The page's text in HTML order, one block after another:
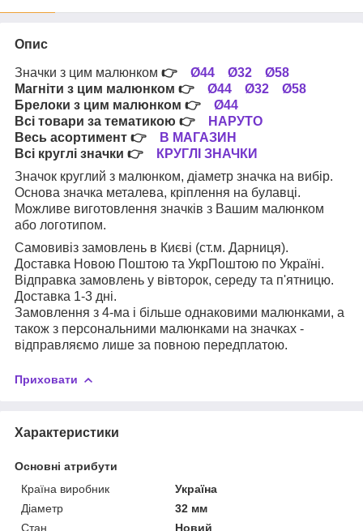
Опис
Значки з цим малюнком 👉 Ø44 Ø32
Ø58
Магніти з цим малюнком 👉 Ø44 Ø32
Ø58
Брелоки з цим малюнком 👉 Ø44
Всі товари за тематикою 👉
НАРУТО
Весь асортимент 👉
В МАГАЗИН
Всі круглі значки 👉
КРУГЛІ ЗНАЧКИ
Значок круглий з малюнком, діаметр значка на вибір.
Основа значка металева, кріплення на булавці.
Можливе виготовлення значків з Вашим малюнком
або логотипом.
Самовивіз замовлень в Києві (ст.м. Дарниця).
Доставка Новою Поштою та УкрПоштою по Україні.
Відправка замовлень у вівторок, середу та п'ятницю.
Доставка 1-3 дні.
Замовлення з 4-ма і більше однаковими малюнками, а
також з персональними малюнками на значках -
відправляємо лише за повною передплатою.
Приховати
Характеристики
Основні атрибути
Країна виробник
Україна
Діаметр
32 мм
Стан
Новий